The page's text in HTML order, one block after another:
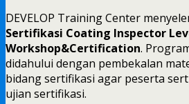
DEVELOP Training Center
Sertifikasi Coating Inspector
Workshop&Certification.
didahului dengan pembekalan
bidang sertifikasi agar peserta
ujian sertifikasi.